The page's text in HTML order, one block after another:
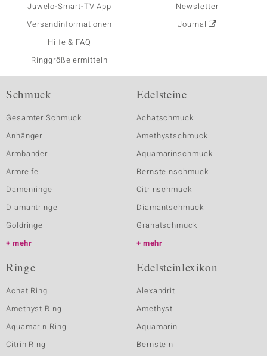
Juwelo-Smart-TV App
Versandinformationen
Hilfe & FAQ
Ringgröße ermitteln
Newsletter
Journal
Schmuck
Gesamter Schmuck
Anhänger
Armbänder
Armreife
Damenringe
Diamantringe
Goldringe
mehr
Edelsteine
Achatschmuck
Amethystschmuck
Aquamarinschmuck
Bernsteinschmuck
Citrinschmuck
Diamantschmuck
Granatschmuck
mehr
Ringe
Achat Ring
Amethyst Ring
Aquamarin Ring
Citrin Ring
Edelsteinlexikon
Alexandrit
Amethyst
Aquamarin
Bernstein